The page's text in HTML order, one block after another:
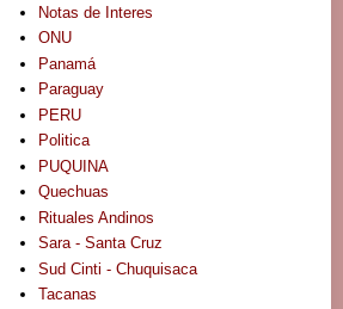
Notas de Interes
ONU
Panamá
Paraguay
PERU
Politica
PUQUINA
Quechuas
Rituales Andinos
Sara - Santa Cruz
Sud Cinti - Chuquisaca
Tacanas